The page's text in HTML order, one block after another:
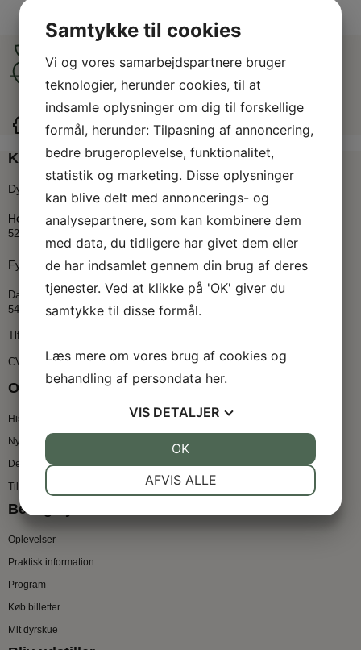
Kontakt
Dyrskuepladsen
Hedebæksgyden 33
5250 Odense
Fynsk Landbrugs Event Forening
Damsbovej 11
5492 Vissenbjerg
Tlf:
CVR: 53922910
Om dyrskuet
Historien
Nyheder
De fem ben
Tilmeld nyhedsbrev
Besøg dyrskuet
Oplevelser
Praktisk information
Program
Køb billetter
Mit dyrskue
Samtykke til cookies
Vi og vores samarbejdspartnere bruger
teknologier, herunder cookies, til at
indsamle oplysninger om dig til forskellige
formål, herunder: Tilpasning af annoncering,
bedre brugeroplevelse, funktionalitet,
statistik og marketing. Disse oplysninger
kan blive delt med annoncerings- og
analysepartnere, som kan kombinere dem
med data, du tidligere har givet dem eller
de har indsamlet gennem din brug af deres
tjenester. Ved at klikke på 'OK' giver du
samtykke til disse formål.
Læs mere om vores brug af cookies og
behandling af persondata her.
VIS DETALJER
AFVIS ALLE
OK